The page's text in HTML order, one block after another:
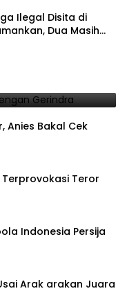
Ilegal Disita di
Dua Masih
Anies Bakal Cek
Terprovokasi Teror
Indonesia Persija
Arak arakan Juara